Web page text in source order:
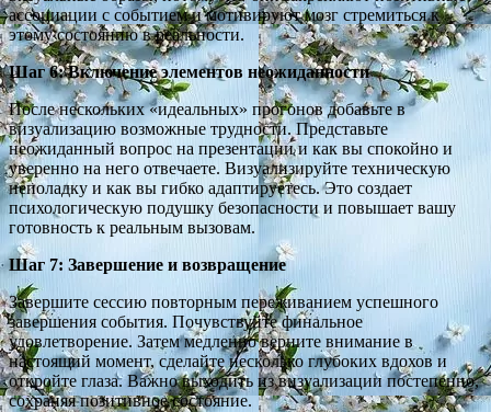
ассоциации с событием и мотивируют мозг стремиться к
этому состоянию в реальности.
Шаг 6: Включение элементов неожиданности
После нескольких «идеальных» прогонов добавьте в
визуализацию возможные трудности. Представьте
неожиданный вопрос на презентации и как вы спокойно и
уверенно на него отвечаете. Визуализируйте техническую
неполадку и как вы гибко адаптируетесь. Это создает
психологическую подушку безопасности и повышает вашу
готовность к реальным вызовам.
Шаг 7: Завершение и возвращение
Завершите сессию повторным переживанием успешного
завершения события. Почувствуйте финальное
удовлетворение. Затем медленно верните внимание в
настоящий момент, сделайте несколько глубоких вдохов и
откройте глаза. Важно выходить из визуализации постепенно,
сохраняя позитивное состояние.